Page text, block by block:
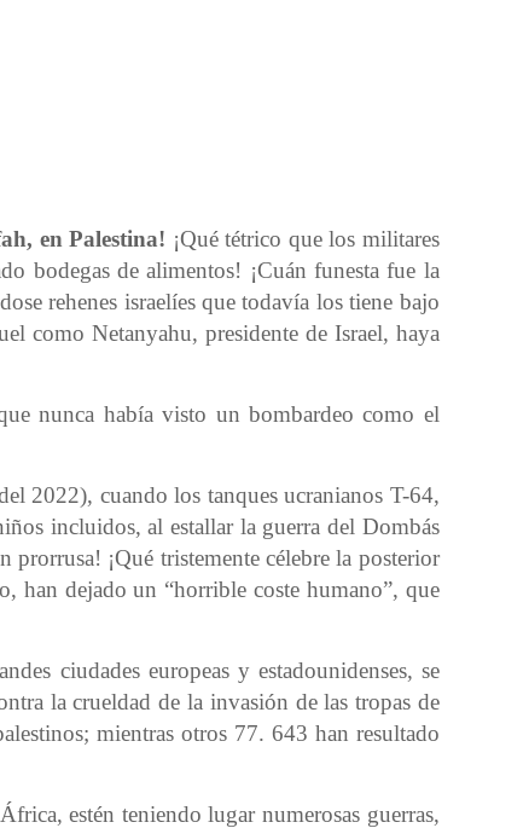
en Palestina! ¡Qué tétrico que los militares
bodegas de alimentos! ¡Cuán funesta fue la
rehenes israelíes que todavía los tiene bajo
como Netanyahu, presidente de Israel, haya
nunca había visto un bombardeo como el
2022), cuando los tanques ucranianos T-64,
incluidos, al estallar la guerra del Dombás
¡Qué tristemente célebre la posterior
han dejado un “horrible coste humano”, que
ciudades europeas y estadounidenses, se
la crueldad de la invasión de las tropas de
mientras otros 77. 643 han resultado
estén teniendo lugar numerosas guerras,